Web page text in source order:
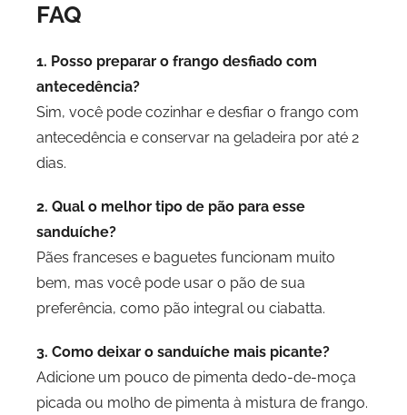
FAQ
1. Posso preparar o frango desfiado com
antecedência?
Sim, você pode cozinhar e desfiar o frango com
antecedência e conservar na geladeira por até 2
dias.
2. Qual o melhor tipo de pão para esse
sanduíche?
Pães franceses e baguetes funcionam muito
bem, mas você pode usar o pão de sua
preferência, como pão integral ou ciabatta.
3. Como deixar o sanduíche mais picante?
Adicione um pouco de pimenta dedo-de-moça
picada ou molho de pimenta à mistura de frango.